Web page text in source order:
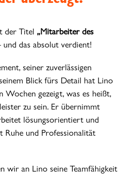
der Titel „Mitarbeiter des
und das absolut verdient!
seiner zuverlässigen
Blick fürs Detail hat Lino
Wochen gezeigt, was es heißt,
zu sein. Er übernimmt
lösungsorientiert und
Ruhe und Professionalität
wir an Lino seine Teamfähigkeit